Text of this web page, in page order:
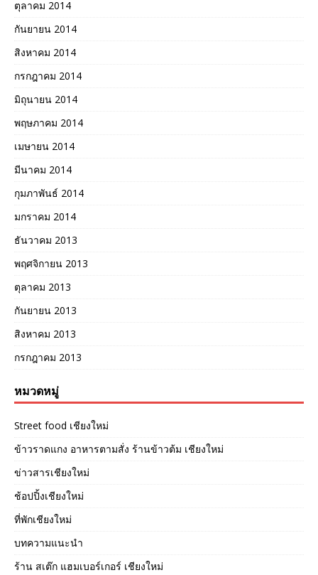
ตุลาคม 2014
กันยายน 2014
สิงหาคม 2014
กรกฎาคม 2014
มิถุนายน 2014
พฤษภาคม 2014
เมษายน 2014
มีนาคม 2014
กุมภาพันธ์ 2014
มกราคม 2014
ธันวาคม 2013
พฤศจิกายน 2013
ตุลาคม 2013
กันยายน 2013
สิงหาคม 2013
กรกฎาคม 2013
หมวดหมู่
Street food เชียงใหม่
ข้าวราดแกง อาหารตามสั่ง ร้านข้าวต้ม เชียงใหม่
ข่าวสารเชียงใหม่
ช้อปปิ้งเชียงใหม่
ที่พักเชียงใหม่
บทความแนะนำ
ร้าน สเต๊ก แฮมเบอร์เกอร์ เชียงใหม่